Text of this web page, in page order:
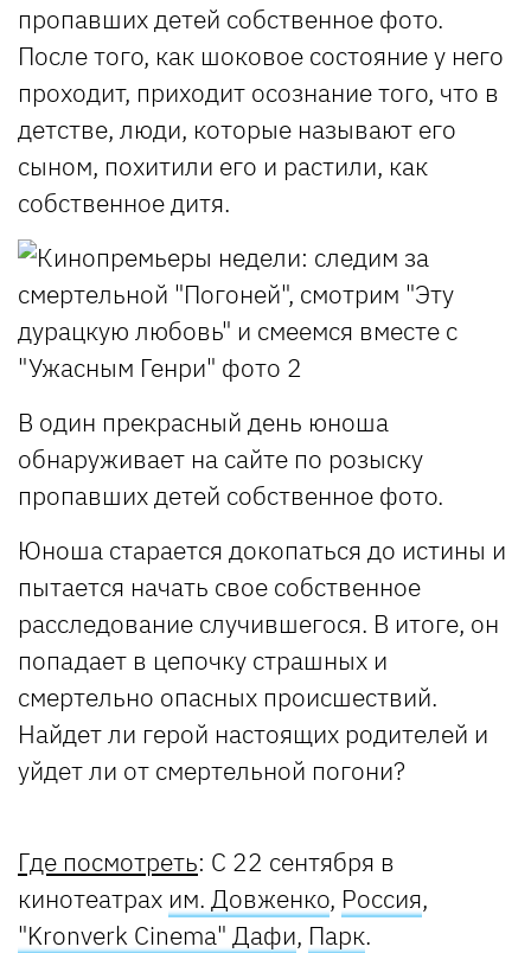
пропавших детей собственное фото.
После того, как шоковое состояние у него
проходит, приходит осознание того, что в
детстве, люди, которые называют его
сыном, похитили его и растили, как
собственное дитя.
В один прекрасный день юноша
обнаруживает на сайте по розыску
пропавших детей собственное фото.
Юноша старается докопаться до истины и
пытается начать свое собственное
расследование случившегося. В итоге, он
попадает в цепочку страшных и
смертельно опасных происшествий.
Найдет ли герой настоящих родителей и
уйдет ли от смертельной погони?
Где посмотреть: С 22 сентября в
кинотеатрах им. Довженко, Россия,
"Kronverk Cinema" Дафи, Парк.